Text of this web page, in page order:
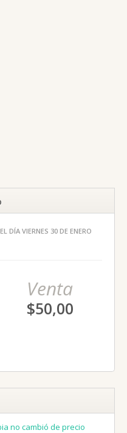
DÍA VIERNES 30 DE ENERO
Venta
$50,00
no cambió de precio